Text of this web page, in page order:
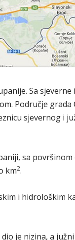
Sa
Područje
sjevernog i
sa površinom
km2.
i hidrološkim
je nizina, a